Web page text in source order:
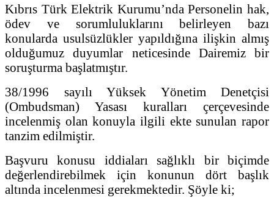
Kıbrıs Türk Elektrik Kurumu’nda Personelin hak,
ödev ve sorumluluklarını belirleyen bazı
konularda usulsüzlükler yapıldığına ilişkin almış
olduğumuz duyumlar neticesinde Dairemiz bir
soruşturma başlatmıştır.
38/1996 sayılı Yüksek Yönetim Denetçisi
(Ombudsman) Yasası kuralları çerçevesinde
incelenmiş olan konuyla ilgili ekte sunulan rapor
tanzim edilmiştir.
Başvuru konusu iddiaları sağlıklı bir biçimde
değerlendirebilmek için konunun dört başlık
altında incelenmesi gerekmektedir. Şöyle ki;